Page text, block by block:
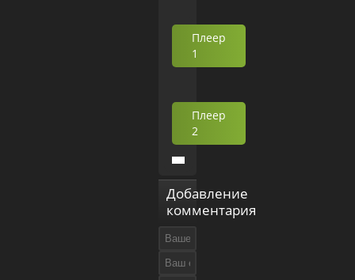
Плеер
1
Плеер
2
Добавление
комментария